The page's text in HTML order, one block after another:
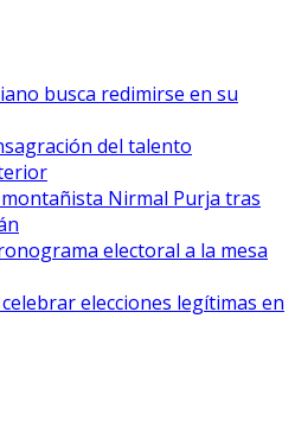
busca redimirse en su
del talento
Nirmal Purja tras
electoral a la mesa
elecciones legítimas en